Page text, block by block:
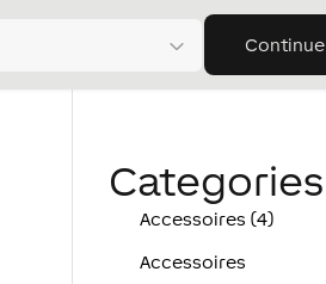
Continue
Categories
Accessoires (4)
Accessoires